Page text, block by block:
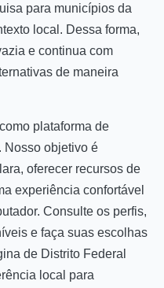
para municípios da
local. Dessa forma,
e continua com
de maneira
plataforma de
Nosso objetivo é
oferecer recursos de
experiência confortável
Consulte os perfis,
e faça suas escolhas
de Distrito Federal
local para